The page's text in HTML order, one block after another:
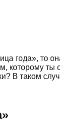
года», то
ты
В таком
»